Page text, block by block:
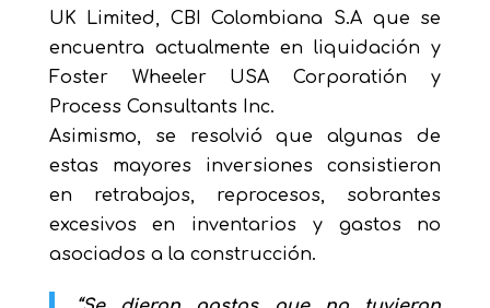
UK Limited, CBI Colombiana S.A que se
encuentra actualmente en liquidación y
Foster Wheeler USA Corporatión y
Process Consultants Inc.
Asimismo, se resolvió que algunas de
estas mayores inversiones consistieron
en retrabajos, reprocesos, sobrantes
excesivos en inventarios y gastos no
asociados a la construcción.